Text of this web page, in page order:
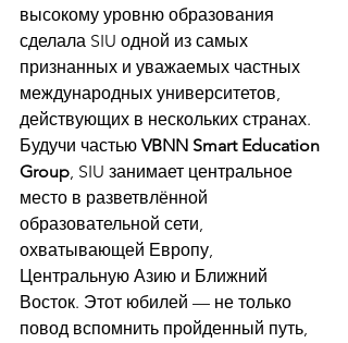
высокому уровню образования
сделала SIU одной из самых
признанных и уважаемых частных
международных университетов,
действующих в нескольких странах.
Будучи частью VBNN Smart Education
Group, SIU занимает центральное
место в разветвлённой
образовательной сети,
охватывающей Европу,
Центральную Азию и Ближний
Восток. Этот юбилей — не только
повод вспомнить пройденный путь,